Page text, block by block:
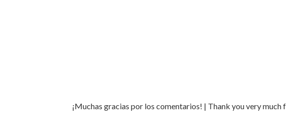
¡Muchas gracias por los comentarios! | Thank you very much